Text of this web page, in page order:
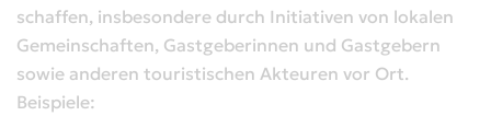
schaffen, insbesondere durch Initiativen von lokalen
Gemeinschaften, Gastgeberinnen und Gastgebern
sowie anderen touristischen Akteuren vor Ort.
Beispiele: